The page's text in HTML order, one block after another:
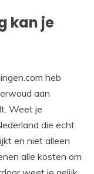
kan je
heb
aan
Weet je
die echt
en niet alleen
alle kosten om